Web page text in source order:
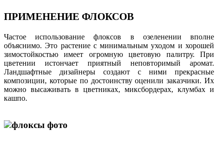
ПРИМЕНЕНИЕ ФЛОКСОВ
Частое использование флоксов в озеленении вполне
объяснимо. Это растение с минимальным уходом и хорошей
зимостойкостью имеет огромную цветовую палитру. При
цветении истончает приятный неповторимый аромат.
Ландшафтные дизайнеры создают с ними прекрасные
композиции, которые по достоинству оценили заказчики. Их
можно высаживать в цветниках, миксбордерах, клумбах и
кашпо.